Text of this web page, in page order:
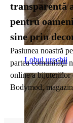
Lobul urechii
transparentă
pentru
sine prin
Pasiunea noastră
partea comunităţii
online a bijuteriilor
Bodymod,